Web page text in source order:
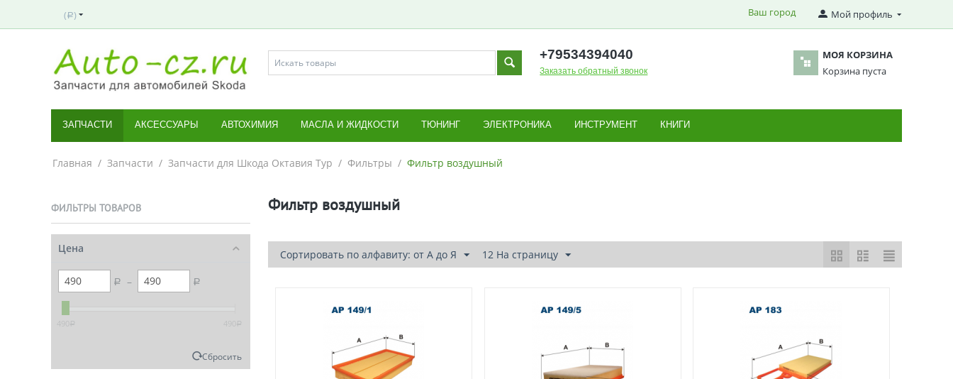
( Р ) Мой профиль
Ваш город
+79534394040
Заказать обратный звонок
МОЯ КОРЗИНА
Корзина пуста
ЗАПЧАСТИ АКСЕССУАРЫ АВТОХИМИЯ МАСЛА И ЖИДКОСТИ ТЮНИНГ ЭЛЕКТРОНИКА ИНСТРУМЕНТ КНИГИ
Главная / Запчасти / Запчасти для Шкода Октавия Тур / Фильтры / Фильтр воздушный
ФИЛЬТРЫ ТОВАРОВ
Цена
Р – Р
490 Р 490 Р
Сбросить
Фильтр воздушный
Сортировать по алфавиту: от А до Я 12 На страницу